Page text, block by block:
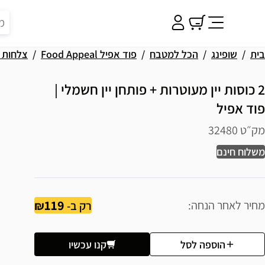
בית שופינג הכל למטבח פוד אפיל Food Appeal צלחות
2 כוסות יין מעוטרות + פותחן יין חשמלי |
פוד אפיל
מק״ט 32480
משלוח חינם
מחיר לאחר הנחה רק ב-119
הוספה לסל קנו עכשיו